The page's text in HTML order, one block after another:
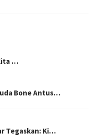
…
Bone Antus…
Tegaskan: Ki…